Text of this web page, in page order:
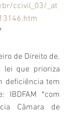
ccivil_03/_at
de Direito de.
lei que prioriza
deficiência tem
IBDFAM *com
Câmara de